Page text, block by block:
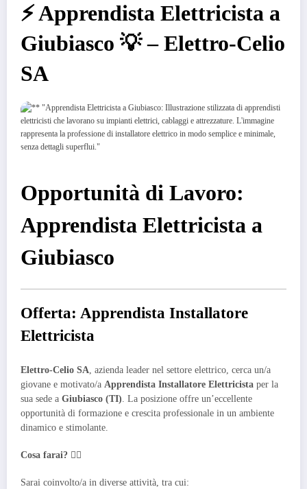
⚡️ Apprendista Elettricista a
Giubiasco 💡 – Elettro-Celio
SA
Opportunità di Lavoro:
Apprendista Elettricista a
Giubiasco
Offerta: Apprendista Installatore
Elettricista
Elettro-Celio SA , azienda leader nel settore elettrico, cerca un/a
giovane e motivato/a Apprendista Installatore Elettricista per la
sua sede a Giubiasco (TI) . La posizione offre un’eccellente
opportunità di formazione e crescita professionale in un ambiente
dinamico e stimolante.
Cosa farai? 👷‍♀️
Sarai coinvolto/a in diverse attività, tra cui: